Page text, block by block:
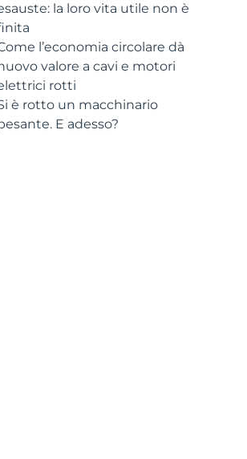
la loro vita utile non è
l’economia circolare dà
valore a cavi e motori
rotti
è rotto un macchinario
E adesso?